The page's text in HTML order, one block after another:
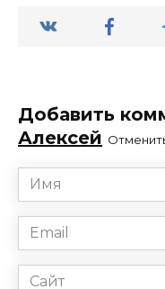
Добавить
Алексей
Имя
*
Email
*
Сайт